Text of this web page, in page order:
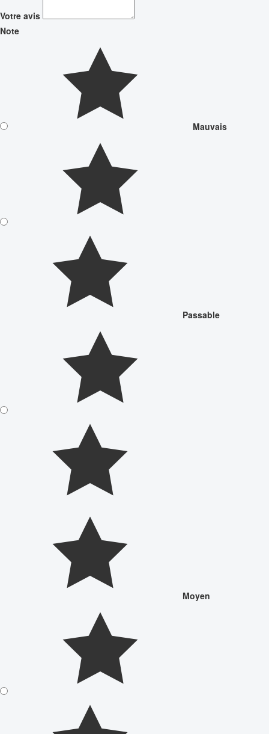
Votre avis
Note
Mauvais
Passable
Moyen